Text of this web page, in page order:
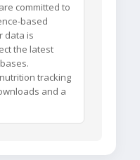
committed to
based
data is
the latest
tracking
and a